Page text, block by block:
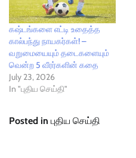
கஷ்டங்களை எட்டி உதைத்த
கால்பந்து நாயகர்கள்! –
வறுமையையும் தடைகளையும்
வென்ற 5 வீரர்களின் கதை
July 23, 2026
In "புதிய செய்தி"
Posted in புதிய செய்தி